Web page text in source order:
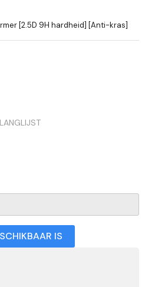
[2.5D 9H hardheid] [Anti-kras]
IS